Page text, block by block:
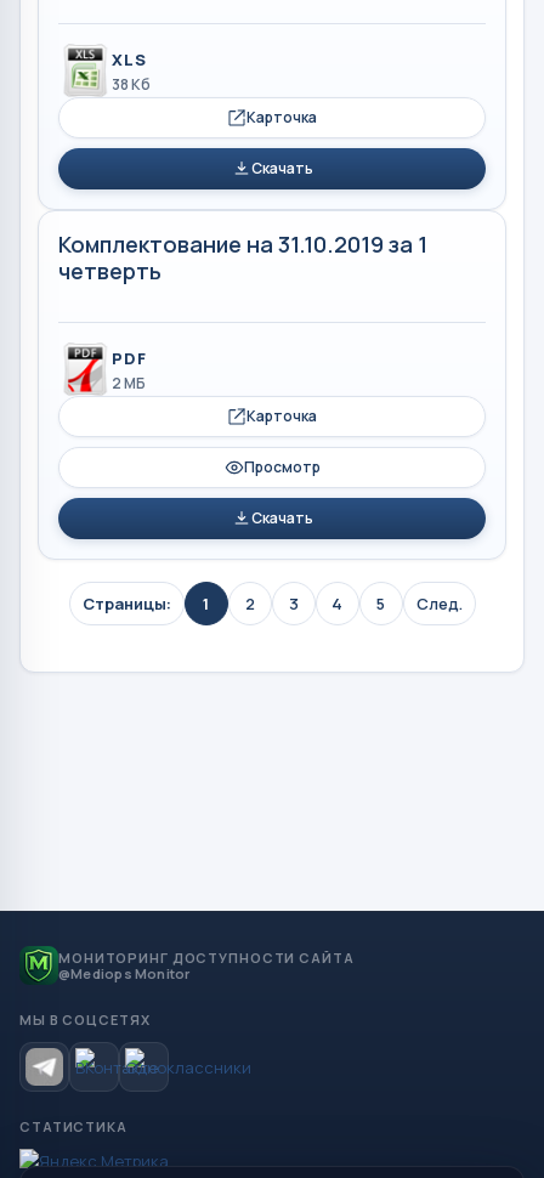
XLS
38 Кб
Карточка
Скачать
Комплектование на 31.10.2019 за 1
четверть
PDF
2 МБ
Карточка
Просмотр
Скачать
Страницы: 1 2 3 4 5 След.
МОНИТОРИНГ ДОСТУПНОСТИ САЙТА
@Mediops Monitor
МЫ В СОЦСЕТЯХ
СТАТИСТИКА